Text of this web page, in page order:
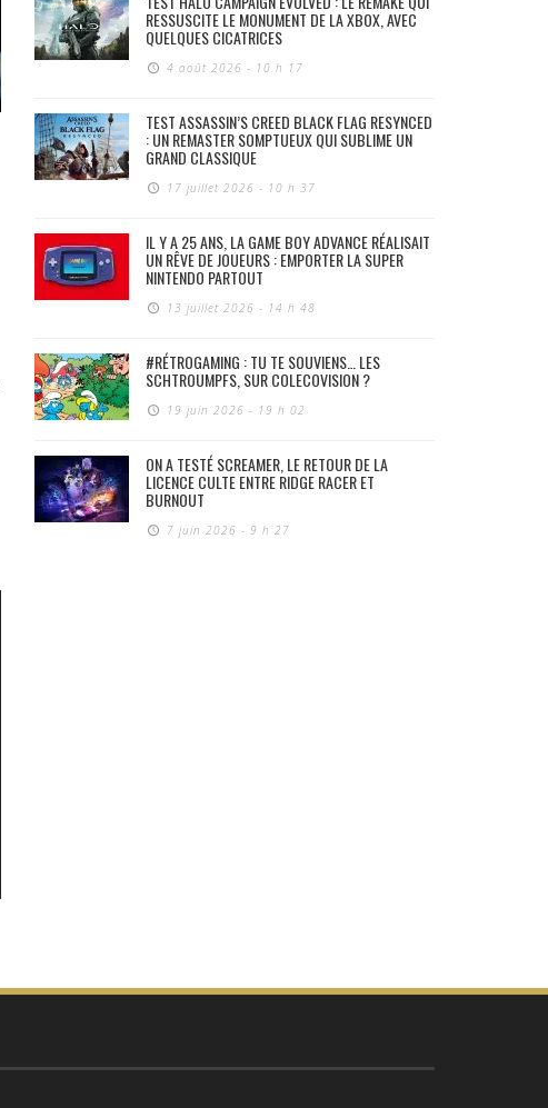
RESSUSCITE LE MONUMENT DE LA XBOX, AVEC
QUELQUES CICATRICES
4 août 2026 - 10 h 17
TEST ASSASSIN’S CREED BLACK FLAG RESYNCED
: UN REMASTER SOMPTUEUX QUI SUBLIME UN
GRAND CLASSIQUE
17 juillet 2026 - 10 h 37
IL Y A 25 ANS, LA GAME BOY ADVANCE RÉALISAIT
UN RÊVE DE JOUEURS : EMPORTER LA SUPER
NINTENDO PARTOUT
13 juillet 2026 - 14 h 48
#RÉTROGAMING : TU TE SOUVIENS… LES
SCHTROUMPFS, SUR COLECOVISION ?
19 juin 2026 - 19 h 02
ON A TESTÉ SCREAMER, LE RETOUR DE LA
LICENCE CULTE ENTRE RIDGE RACER ET
BURNOUT
7 juin 2026 - 9 h 27